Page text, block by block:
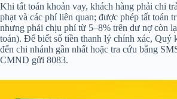
Khi tất toán khoản vay, khách hàng phải chi
phạt và các phí liên quan; được phép tất toán
nhưng phải chịu phí từ 5–8% trên dư nợ còn
toán). Để biết số tiền thanh lý chính xác, Quý
đến chi nhánh gần nhất hoặc tra cứu bằng
CMND gửi 8083.